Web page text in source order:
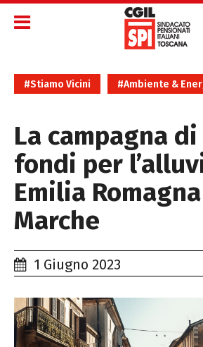
#Stiamo Vicini #Ambiente &
La campagna
fondi per
Emilia
Marche
1 Giugno 2023